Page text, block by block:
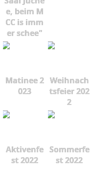
e, beim M
CC is imm
er schee"
Matinee 2
023
Weihnach
tsfeier 202
2
Aktivenfe
st 2022
Sommerfe
st 2022